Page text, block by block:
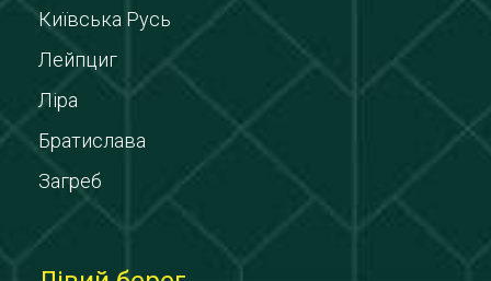
Київська Русь
Лейпциг
Ліра
Братислава
Загреб